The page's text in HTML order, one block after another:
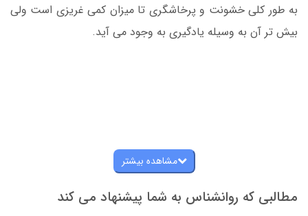
به طور کلی خشونت و پرخاشگری تا میزان کمی غریزی است ولی
بیش تر آن به وسیله یادگیری به وجود می آید.
مشاهده بیشتر
مطالبی که روانشناس به شما پیشنهاد می کند